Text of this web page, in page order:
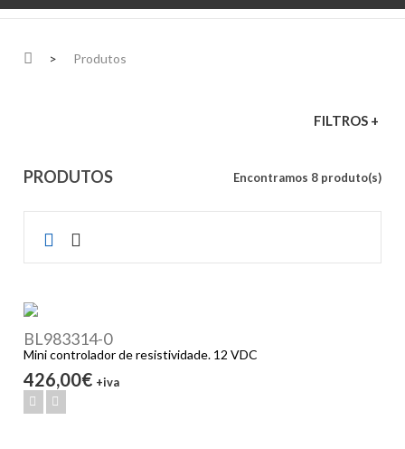
> Produtos
FILTROS +
PRODUTOS Encontramos 8 produto(s)
BL983314-0
Mini controlador de resistividade. 12 VDC
426,00€ +iva